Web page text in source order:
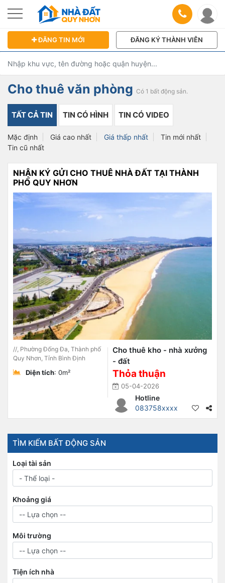
ĐĂNG TIN MỚI ĐĂNG KÝ THÀNH VIÊN
Cho thuê văn phòng Có 1 bất động sản.
TẤT CẢ TIN TIN CÓ HÌNH TIN CÓ VIDEO
Mặc định Giá cao nhất Giá thấp nhất
Tin mới nhất
Tin cũ nhất
NHẬN KÝ GỬI CHO THUÊ NHÀ ĐẤT TẠI THÀNH
PHỐ QUY NHƠN
//, Phường Đống Đa, Thành phố
Quy Nhơn, Tỉnh Bình Định
Diện tích: 0m²
Cho thuê kho - nhà xưởng
- đất
Thỏa thuận
05-04-2026
Hotline
083758xxxx
TÌM KIẾM BẤT ĐỘNG SẢN
Loại tài sản
Khoảng giá
Môi trường
Tiện ích nhà